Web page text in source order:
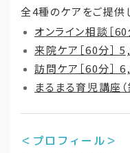
個全4種のケアをご提供
オンライン相談［
来院ケア［60分］
訪問ケア［60分］
まるまる育児講座
＜プロフィール＞